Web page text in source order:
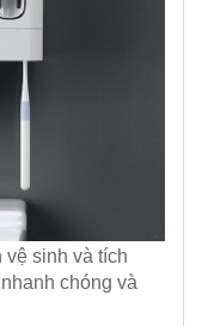
vệ sinh và tích
chóng và